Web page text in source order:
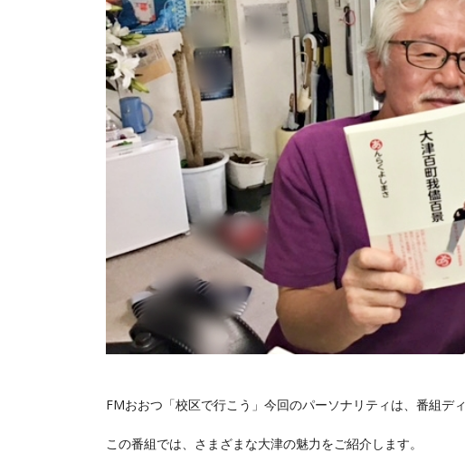
FMおおつ「校区で行こう」今回のパーソナリティは、番組デ
この番組では、さまざまな大津の魅力をご紹介します。